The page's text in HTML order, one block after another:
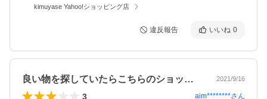
kimuyase Yahoo!ショッピング店
違反報告 いいね 0
良い物を探していたらこちらのショップに… 2021/9/16
3 aim********さん